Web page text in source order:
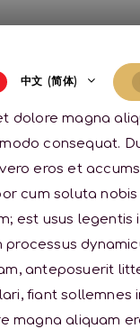
中文 (简体)
dolore magna
consequat.
eros et
cum soluta
est usus legentis
anteposuerit
fiant sollemnes
magna aliquam